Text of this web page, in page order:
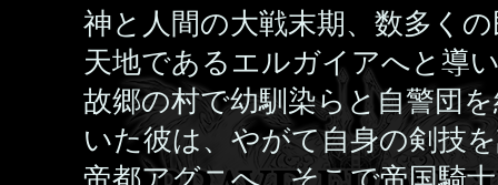
神と人間の大戦末期、数多く
天地であるエルガイアへと導
故郷の村で幼馴染らと自警団
いた彼は、やがて自身の剣技
帝都アグニへ。そこで帝国騎